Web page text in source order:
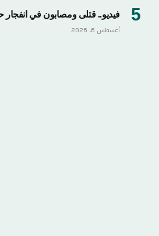
فيديو.. قتلى ومصابون في
أغسطس 6, 2026